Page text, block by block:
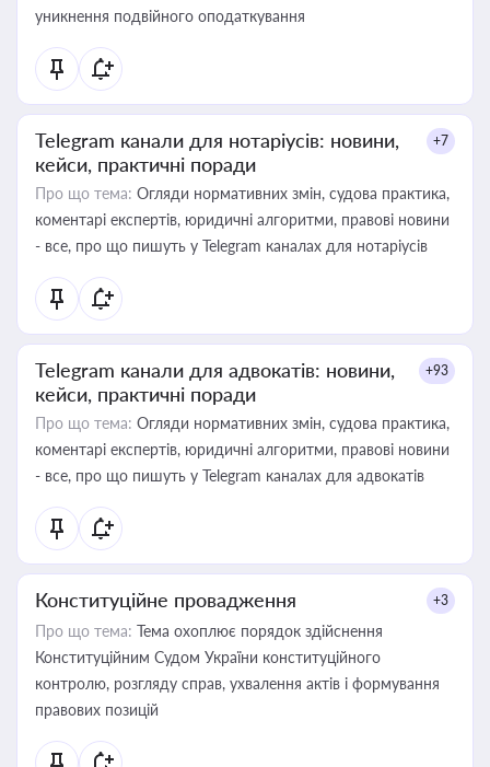
уникнення подвійного оподаткування
Telegram канали для нотаріусів: новини,
кейси, практичні поради
+7
Про що тема: Огляди нормативних змін, судова практика,
коментарі експертів, юридичні алгоритми, правові новини
- все, про що пишуть у Telegram каналах для нотаріусів
Telegram канали для адвокатів: новини,
кейси, практичні поради
+93
Про що тема: Огляди нормативних змін, судова практика,
коментарі експертів, юридичні алгоритми, правові новини
- все, про що пишуть у Telegram каналах для адвокатів
Конституційне провадження +3
Про що тема: Тема охоплює порядок здійснення
Конституційним Судом України конституційного
контролю, розгляду справ, ухвалення актів і формування
правових позицій